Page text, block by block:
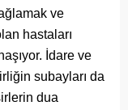
ve
hastaları
İdare ve
subayları da
dua